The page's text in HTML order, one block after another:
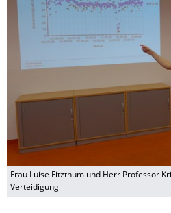
Frau Luise Fitzthum und Herr Professor
Verteidigung